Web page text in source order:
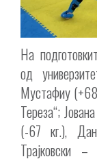
На
од
Мустафиу
Тереза“;
(-67 кг.),
Трајковски